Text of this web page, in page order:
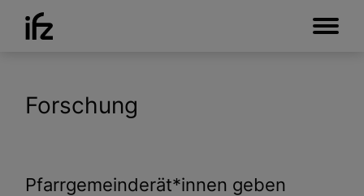
Forschung
Pfarrgemeinderät*innen geben